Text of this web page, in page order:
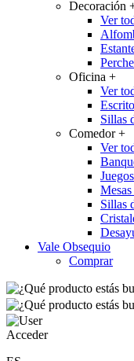
Decoración
Ver
Oficina +
Ver
Sillas
Comedor+
Ver
Sillas
Vale Obsequio
Comprar
Acceder